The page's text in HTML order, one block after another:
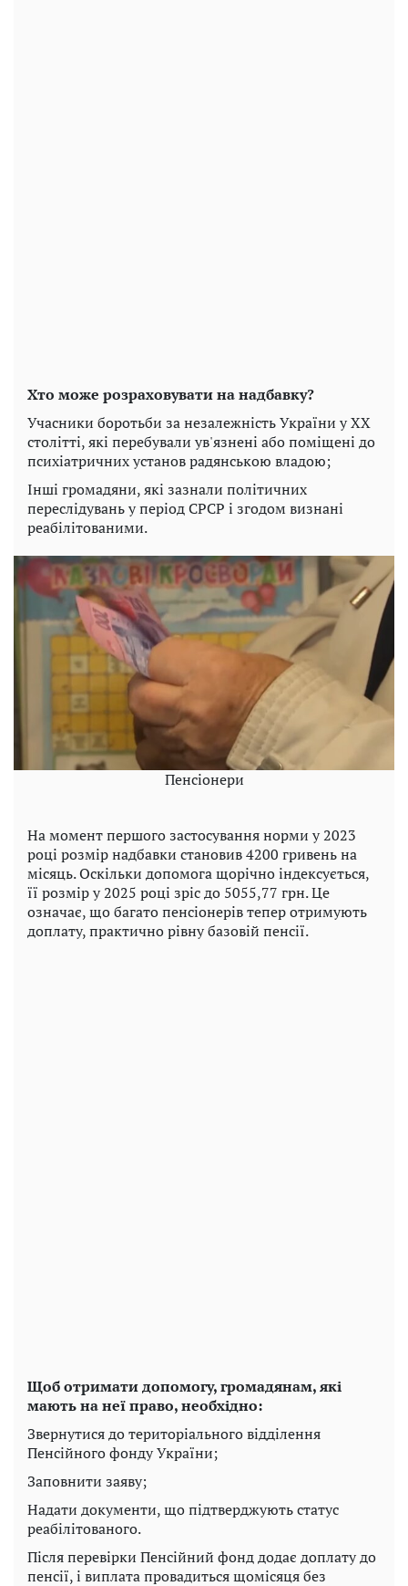
Хто може розраховувати на надбавку?
Учасники боротьби за незалежність України у XX
столітті, які перебували ув'язнені або поміщені до
психіатричних установ радянською владою;
Інші громадяни, які зазнали політичних
переслідувань у період СРСР і згодом визнані
реабілітованими.
Пенсіонери
На момент першого застосування норми у 2023
році розмір надбавки становив 4200 гривень на
місяць. Оскільки допомога щорічно індексується,
її розмір у 2025 році зріс до 5055,77 грн. Це
означає, що багато пенсіонерів тепер отримують
доплату, практично рівну базовій пенсії.
Щоб отримати допомогу, громадянам, які
мають на неї право, необхідно:
Звернутися до територіального відділення
Пенсійного фонду України;
Заповнити заяву;
Надати документи, що підтверджують статус
реабілітованого.
Після перевірки Пенсійний фонд додає доплату до
пенсії, і виплата провадиться щомісяця без